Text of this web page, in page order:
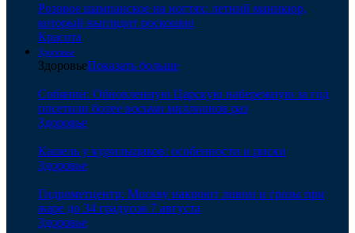
Розовое шампанское на ногтях: летний маникюр,
который выглядит роскошно
Красота
Здоровье
ЗдоровьеПоказать больше
Собянин: Обновленную Царскую набережную за год
посетили более восьми миллионов раз
Здоровье
Кашель у курильщиков: особенности и риски
Здоровье
Гидрометцентр: Москву накроют ливни и грозы при
жаре до 34 градусов 7 августа
Здоровье